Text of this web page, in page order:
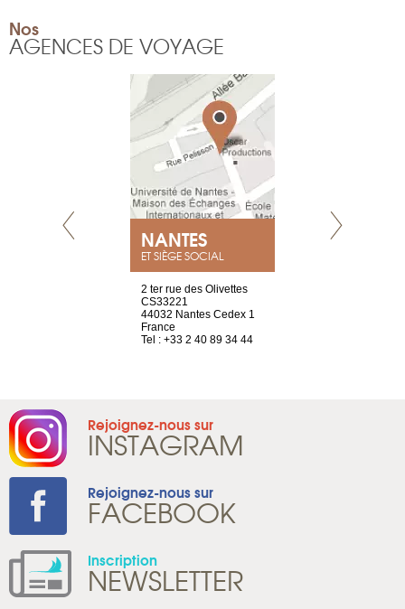
Nos
AGENCES DE VOYAGE
NANTES
ET SIÈGE SOCIAL
2 ter rue des Olivettes
CS33221
44032 Nantes Cedex 1
France
Tel : +33 2 40 89 34 44
Rejoignez-nous sur
INSTAGRAM
Rejoignez-nous sur
FACEBOOK
Inscription
NEWSLETTER